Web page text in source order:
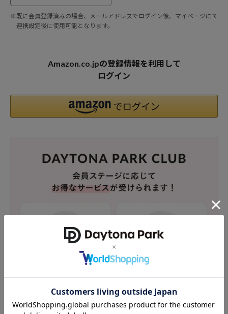
※既に会員登録済みの場合、メールアドレスでログイン後、マイページにて
連携設定後に使用可能となります。
Amazon.co.jpの登録情報を利用して
ログイン